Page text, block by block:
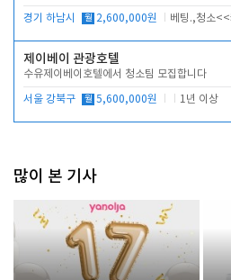
경기 하남시 월 2,600,000원
제이베이 관광호텔
수유제이베이호텔에서 청소팀 모집합니다
서울 강북구 월 5,600,000원 1년 이상
많이 본 기사